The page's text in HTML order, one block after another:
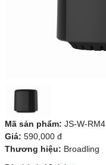
Mã sản phẩm: JS-W-RM4
Giá: 590,000 đ
Thương hiệu: Broadling